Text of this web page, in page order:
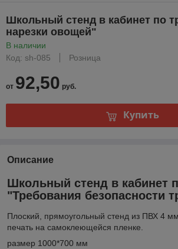
Школьный стенд в кабинет по
нарезки овощей"
В наличии
Код: sh-085
Розница
от 92,50 руб.
Купить
Описание
Школьный стенд в кабинет
"Требования безопасности
Плоский, прямоугольный стенд из ПВХ 4
печать на самоклеющейся пленке.
размер 1000*700 мм